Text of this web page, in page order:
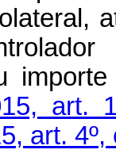
art.
art.